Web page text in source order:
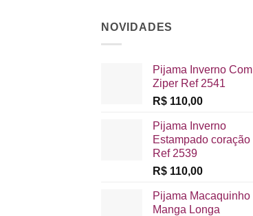
NOVIDADES
Pijama Inverno Com
Ziper Ref 2541
R$ 110,00
Pijama Inverno
Estampado coração
Ref 2539
R$ 110,00
Pijama Macaquinho
Manga Longa